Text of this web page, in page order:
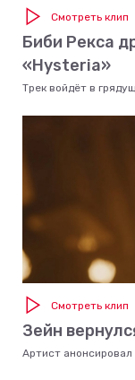
Смотреть клип
Биби Рекса
«Hysteria»
Трек войдёт в
Смотреть клип
Зейн
Артист